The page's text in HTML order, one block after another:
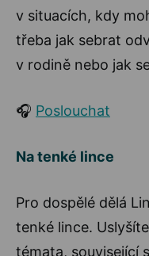
v situacích, kdy
třeba jak sebrat
v rodině nebo jak
🎧 Poslouchat
Na tenké lince
Pro dospělé dělá
tenké lince.
témata, související